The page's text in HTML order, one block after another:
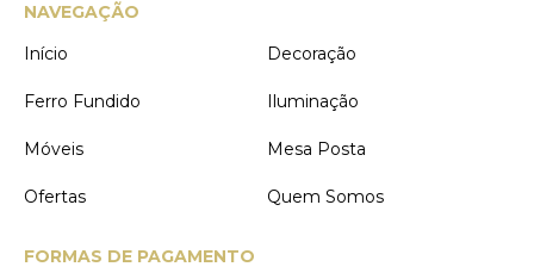
NAVEGAÇÃO
Início
Decoração
Ferro Fundido Iluminação
Móveis Mesa Posta
Ofertas Quem Somos
FORMAS DE PAGAMENTO